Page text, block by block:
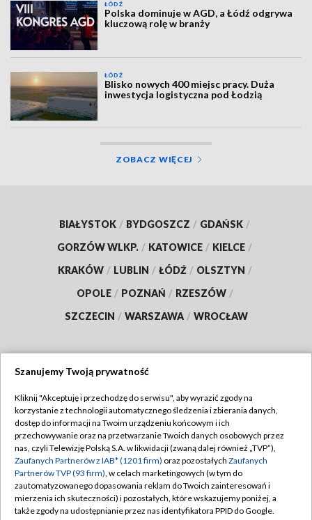
ŁÓDŹ
Polska dominuje w AGD, a Łódź odgrywa
kluczową rolę w branży
ŁÓDŹ
Blisko nowych 400 miejsc pracy. Duża
inwestycja logistyczna pod Łodzią
ZOBACZ WIĘCEJ
BIAŁYSTOK / BYDGOSZCZ / GDAŃSK /
GORZÓW WLKP. / KATOWICE / KIELCE /
KRAKÓW / LUBLIN / ŁÓDŹ / OLSZTYN /
OPOLE / POZNAŃ / RZESZÓW /
SZCZECIN / WARSZAWA / WROCŁAW
TVP
Abonament TVP
Emisja w TVP
Centrum informacji TVP
Naziemna Telewizja Cyfrowa
Regulamin TVP
Polityka prywatności
Moje zgody
Pomoc
Szanujemy Twoją prywatność
Kliknij "Akceptuję i przechodzę do serwisu", aby wyrazić zgody na
korzystanie z technologii automatycznego śledzenia i zbierania danych,
dostęp do informacji na Twoim urządzeniu końcowym i ich
przechowywanie oraz na przetwarzanie Twoich danych osobowych przez
nas, czyli Telewizję Polską S.A. w likwidacji (zwaną dalej również „TVP”),
Zaufanych Partnerów z IAB* (1201 firm) oraz pozostałych Zaufanych
Partnerów TVP (93 firm), w celach marketingowych (w tym do
zautomatyzowanego dopasowania reklam do Twoich zainteresowań i
mierzenia ich skuteczności) i pozostałych, które wskazujemy poniżej, a
także zgody na udostępnianie przez nas identyfikatora PPID do Google.